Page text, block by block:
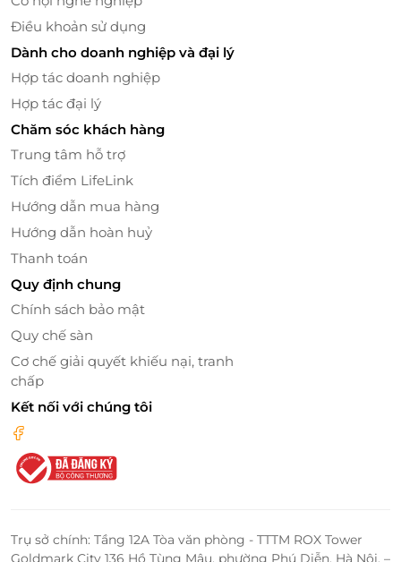
của các đầu bếp tài hoa.
TàuIndochina Queen sang trọng, hiện
đại
Tàu Indochina Queen là sự kết hợp giữa phong cách
hiện đại và tân cổ điển sang trọng với nội thất bằng
gỗ. Tàu có 3 sảnh tiệc, phục vụ được cùng lúc 600 du
giai điệu nhạc truyền thống.
Tàu xuất phát từ bến, đưa du khách xuôi dòng theo
con sông Sài Gòn, đi qua những địa danh nổi tiếng
Gòn khi về đêm sẽ khiến cho bạn cảm thấy vô cùng
Điều khoản sử dụng
Dành cho doanh nghiệp và đại lý
Hợp tác doanh nghiệp
Hợp tác đại lý
Chăm sóc khách hàng
Trung tâm hỗ trợ
Tích điểm LifeLink
Hướng dẫn mua hàng
Hướng dẫn hoàn huỷ
Thanh toán
Quy định chung
Chính sách bảo mật
Quy chế sàn
Cơ chế giải quyết khiếu nại, tranh
chấp
Kết nối với chúng tôi
Trụ sở chính: Tầng 12A Tòa văn phòng - TTTM ROX Tower
Goldmark City 136 Hồ Tùng Mậu, phường Phú Diễn, Hà Nội. –